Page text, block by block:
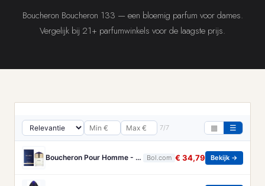
Boucheron Boucheron 133 — een bloemig parfum voor dames.
Vergelijk bij 21+ parfumwinkels voor de laagste prijs.
7/7 ▦ ☰
Boucheron Pour Homme - 100ml - Eau de toilette Bol.com € 34,79 Bekijk →